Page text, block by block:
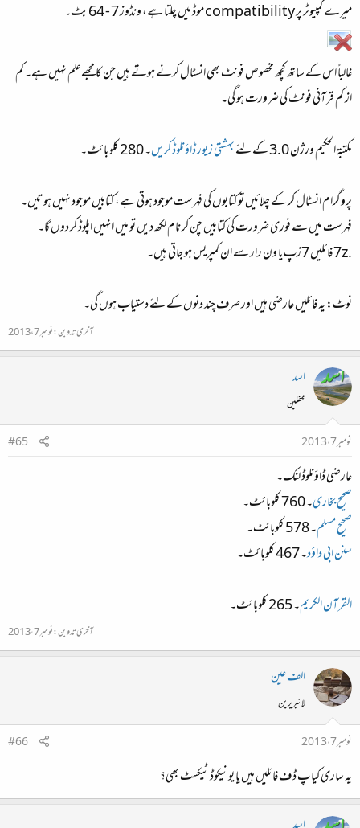
میرے کمپیوٹر پر compatibility موڈ میں چلتا ہے، ونڈوز 7 - 64 بٹ۔
غالباً اس کے ساتھ کچھ مخصوص فونٹ بھی انسٹال کرنے ہوتے ہیں جن کا مجھے علم نہیں ہے۔ کم
از کم قرآنی فونٹ کی ضرورت ہو گی۔
مکتبة الحکیم ورژن 3.0 کے لئے بہشتی زیور ڈاؤنلوڈ کریں۔ 280 کلو بائٹ۔
پروگرام انسٹال کر کے چلائیں تو کتابوں کی فہرست موجود ہوتی ہے، کتابیں موجود نہیں ہوتیں۔
فہرست میں سے فوری ضرورت کی کتابیں چن کر نام لکھ دیں تو میں انہیں اپلوڈ کر دوں گا۔
.7z فائلیں 7زپ یا ون رار سے ان کمپریس ہو جاتی ہیں۔
نوٹ: یہ فائلیں عارضی ہیں اور صرف چند دنوں کے لئے دستیاب ہوں گی۔
آخری تدوین:نومبر 7، 2013
اسد
محفلین
نومبر 7، 2013
#65
عارضی ڈاؤنلوڈ لنک۔
صحیح بخاری۔ 760 کلوبائٹ۔
صحیح مسلم۔ 578 کلوبائٹ۔
سنن ابی داؤد۔ 467 کلوبائٹ۔
القرآن الكريم۔ 265 کلوبائٹ۔
آخری تدوین:نومبر 7، 2013
الف عین
لائبریرین
نومبر 7، 2013
#66
یہ ساری کیا پ ڈ ف فائلیں ہیں یا یونیکوڈ ٹیکسٹ بھی؟